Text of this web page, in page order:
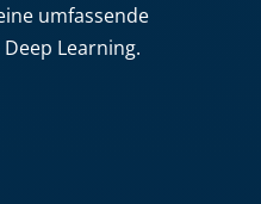
umfassende
Learning.